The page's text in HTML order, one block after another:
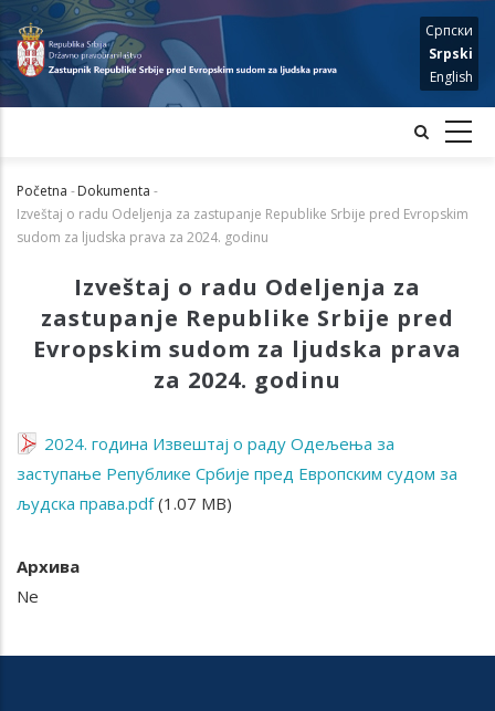
to
main
content
Српски
Srpski
English
Mrvice
Početna -Dokumenta -
Izveštaj o radu Odeljenja za zastupanje Republike Srbije pred Evropskim
sudom za ljudska prava za 2024. godinu
Izveštaj o radu Odeljenja za
zastupanje Republike Srbije pred
Evropskim sudom za ljudska prava
za 2024. godinu
2024. година Извештај о раду Одељења за
заступање Републике Србије пред Европским судом за
људска права.pdf (1.07 MB)
Архива
Ne